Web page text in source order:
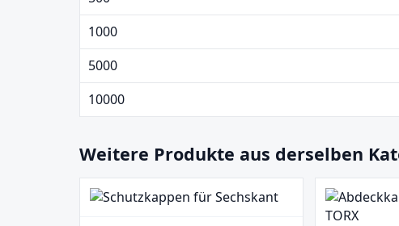
1000
5000
10000
Weitere Produkte aus derselben